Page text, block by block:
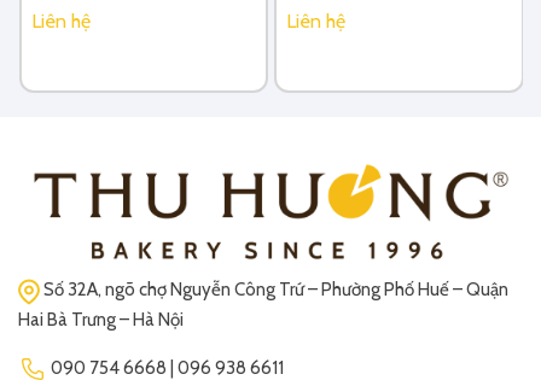
Liên hệ Liên hệ
Số 32A, ngõ chợ Nguyễn Công Trứ – Phường Phố Huế – Quận
Hai Bà Trưng – Hà Nội
090 754 6668 | 096 938 6611